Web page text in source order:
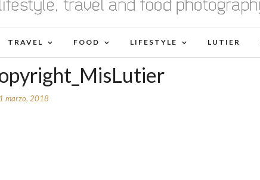
TRAVEL FOOD LIFESTYLE LUTIER
marzo, 2018